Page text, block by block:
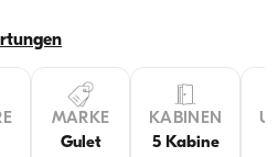
MARKE
Gulet
KABINEN
5 Kabine